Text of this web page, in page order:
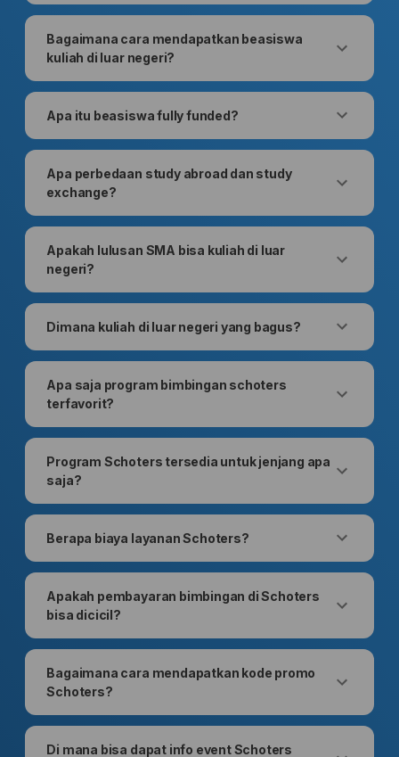
Bagaimana cara mendapatkan beasiswa
kuliah di luar negeri?
Apa itu beasiswa fully funded?
Apa perbedaan study abroad dan study
exchange?
Apakah lulusan SMA bisa kuliah di luar
negeri?
Dimana kuliah di luar negeri yang bagus?
Apa saja program bimbingan schoters
terfavorit?
Program Schoters tersedia untuk jenjang apa
saja?
Berapa biaya layanan Schoters?
Apakah pembayaran bimbingan di Schoters
bisa dicicil?
Bagaimana cara mendapatkan kode promo
Schoters?
Di mana bisa dapat info event Schoters